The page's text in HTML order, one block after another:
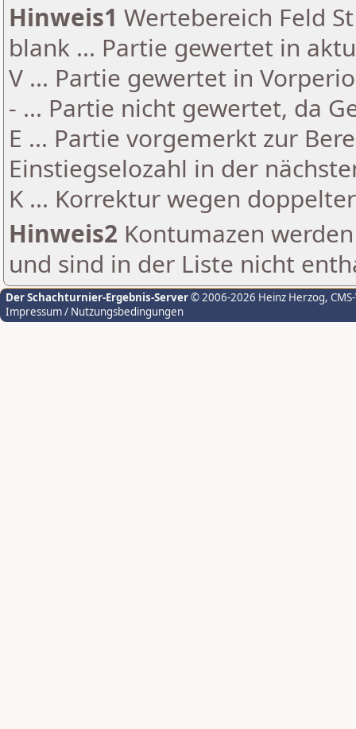
Hinweis1 Wertebereich Feld
blank ... Partie gewertet in
V ... Partie gewertet in
- ... Partie nicht gewertet, da
E ... Partie vorgemerkt zur
Einstiegselozahl in der
K ... Korrektur wegen
Hinweis2 Kontumazen
und sind in der Liste nicht
Der Schachturnier-Ergebnis-Server© 2006-2026 Heinz Herzog,
Impressum / Nutzungsbedingungen